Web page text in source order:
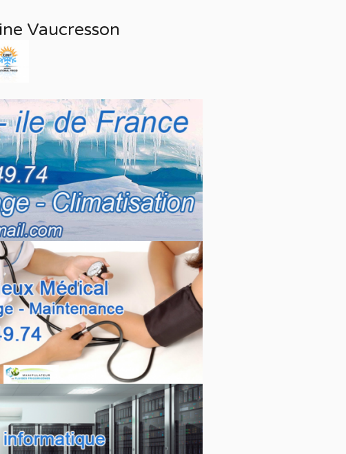
Vaucresson